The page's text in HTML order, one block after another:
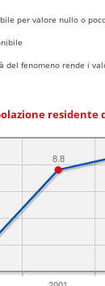
per valore nullo o
del fenomeno rende i
residente
8.8